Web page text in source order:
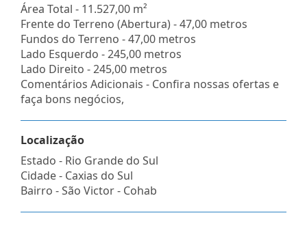
Área Total - 11.527,00 m²
Frente do Terreno (Abertura) - 47,00 metros
Fundos do Terreno - 47,00 metros
Lado Esquerdo - 245,00 metros
Lado Direito - 245,00 metros
Comentários Adicionais - Confira nossas ofertas e
faça bons negócios,
Localização
Estado - Rio Grande do Sul
Cidade - Caxias do Sul
Bairro -São Victor - Cohab